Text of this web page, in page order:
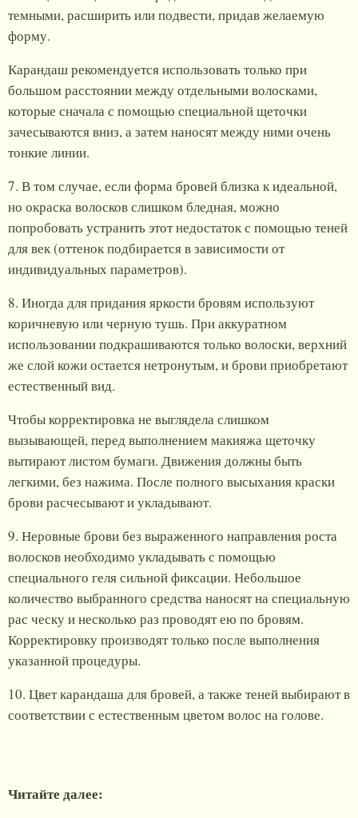
темными, расширить или подвести, придав желаемую
форму.
Карандаш рекомендуется использовать только при
большом расстоянии между отдельными волосками,
которые сначала с помощью специальной щеточки
зачесываются вниз, а затем наносят между ними очень
тонкие линии.
7. В том случае, если форма бровей близка к идеальной,
но окраска волосков слишком бледная, можно
попробовать устранить этот недостаток с помощью теней
для век (оттенок подбирается в зависимости от
индивидуальных параметров).
8. Иногда для придания яркости бровям используют
коричневую или черную тушь. При аккуратном
использовании подкрашиваются только волоски, верхний
же слой кожи остается нетронутым, и брови приобретают
естественный вид.
Чтобы корректировка не выглядела слишком
вызывающей, перед выполнением макияжа щеточку
вытирают листом бумаги. Движения должны быть
легкими, без нажима. После полного высыхания краски
брови расчесывают и укладывают.
9. Неровные брови без выраженного направления роста
волосков необходимо укладывать с помощью
специального геля сильной фиксации. Небольшое
количество выбранного средства наносят на специальную
рас ческу и несколько раз проводят ею по бровям.
Корректировку производят только после выполнения
указанной процедуры.
10. Цвет карандаша для бровей, а также теней выбирают в
соответствии с естественным цветом волос на голове.
Читайте далее: